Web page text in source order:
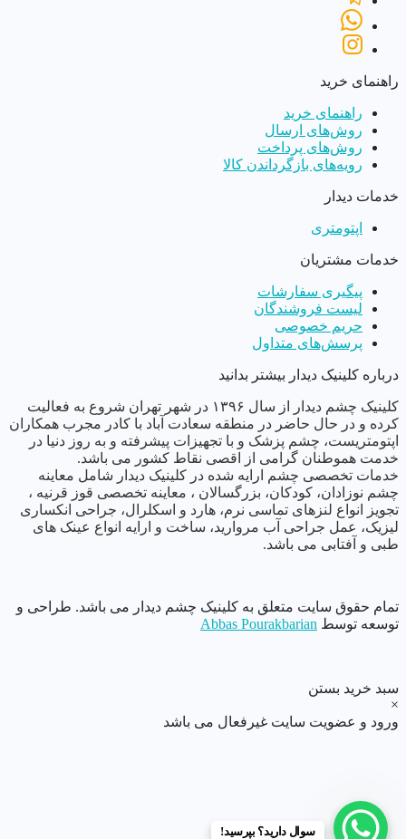
راهنمای خرید
راهنمای خرید
روش‌های ارسال
روش‌های پرداخت
رویه‌های بازگرداندن کالا
خدمات دیدار
اپتومتری
خدمات مشتریان
پیگیری سفارشات
لیست فروشندگان
حریم خصوصی
پرسش‌های متداول
درباره کلینیک دیدار بیشتر بدانید
کلینیک چشم دیدار از سال ١٣٩۶ در شهر تهران شروع به فعالیت
کرده و در حال حاضر در منطقه سعادت آباد با کادر مجرب همکاران
اپتومتریست، چشم پزشک و با تجهیزات پیشرفته و به روز دنیا در
خدمت هموطنان گرامی از اقصی نقاط کشور می باشد.
خدمات تخصصی چشم ارایه شده در کلینیک دیدار شامل معاینه
چشم نوزادان، کودکان، بزرگسالان ، معاینه تخصصی قوز قرنیه ،
تجویز انواع لنزهای تماسی نرم، هارد و اسکلرال، جراحی انکساری
لیزیک، عمل جراحی آب مروارید، ساخت و ارایه انواع عینک های
طبی و آفتابی می باشد.
تمام حقوق سایت متعلق به کلینیک چشم دیدار می باشد. طراحی و
توسعه توسط Abbas Pourakbarian
سوال دارید؟ بپرسید!
سبد خرید بستن
×
ورود و عضویت سایت غیرفعال می باشد